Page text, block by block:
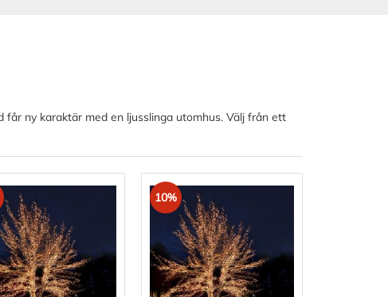
ny karaktär med en ljusslinga utomhus. Välj från ett
10%